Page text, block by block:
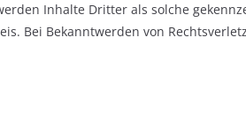
Inhalte Dritter als solche
Bei Bekanntwerden von